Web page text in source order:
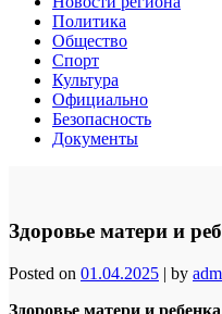
Политика
Общество
Спорт
Культура
Официально
Безопасность
Документы
Здоровье матери и
Posted on 01.04.2025 | by
Здоровье матери и